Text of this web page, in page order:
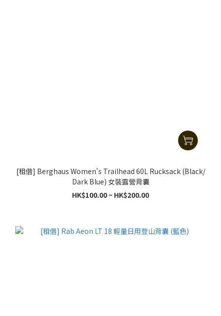
[租借] Berghaus Women's Trailhead 60L Rucksack (Black/
Dark Blue) 女裝露營背囊
HK$100.00 ~ HK$200.00